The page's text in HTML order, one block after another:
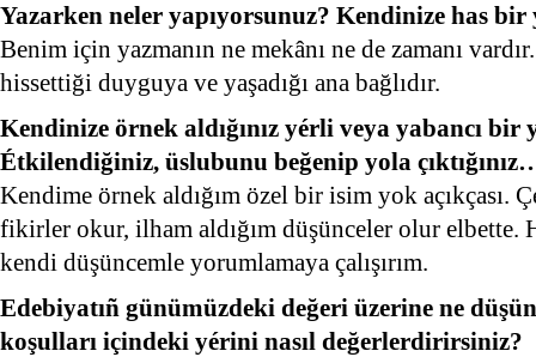
Yazarken neler yapıyorsunuz? Kendinize has
Benim için yazmanın ne mekânı ne de zamanı
hissettiği duyguya ve yaşadığı ana bağlıdır.
Kendinize örnek aldığınız yérli veya yabancı bir
Étkilendiğiniz, üslubunu beğenip yola
Kendime örnek aldığım özel bir isim yok açıkçası.
fikirler okur, ilham aldığım düşünceler olur elbette.
kendi düşüncemle yorumlamaya çalışırım.
Edebiyatıñ günümüzdeki değeri üzerine ne
koşulları içindeki yérini nasıl değerlerdirirsiniz?